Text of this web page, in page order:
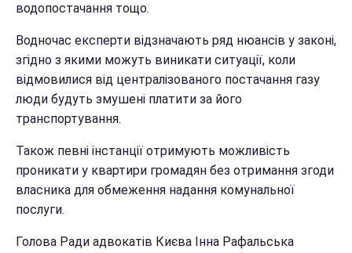
водопостачання тощо.
Водночас експерти відзначають ряд нюансів у законі,
згідно з якими можуть виникати ситуації, коли
відмовилися від централізованого постачання газу
люди будуть змушені платити за його
транспортування.
Також певні інстанції отримують можливість
проникати у квартири громадян без отримання згоди
власника для обмеження надання комунальної
послуги.
Голова Ради адвокатів Києва Інна Рафальська